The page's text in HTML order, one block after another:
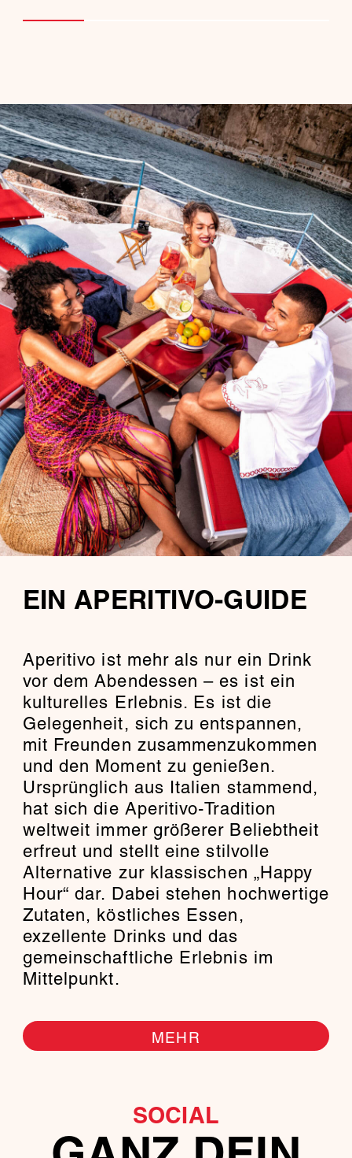
EIN APERITIVO-GUIDE
Aperitivo ist mehr als nur ein Drink
vor dem Abendessen – es ist ein
kulturelles Erlebnis. Es ist die
Gelegenheit, sich zu entspannen,
mit Freunden zusammenzukommen
und den Moment zu genießen.
Ursprünglich aus Italien stammend,
hat sich die Aperitivo-Tradition
weltweit immer größerer Beliebtheit
erfreut und stellt eine stilvolle
Alternative zur klassischen „Happy
Hour“ dar. Dabei stehen hochwertige
Zutaten, köstliches Essen,
exzellente Drinks und das
gemeinschaftliche Erlebnis im
Mittelpunkt.
MEHR
SOCIAL